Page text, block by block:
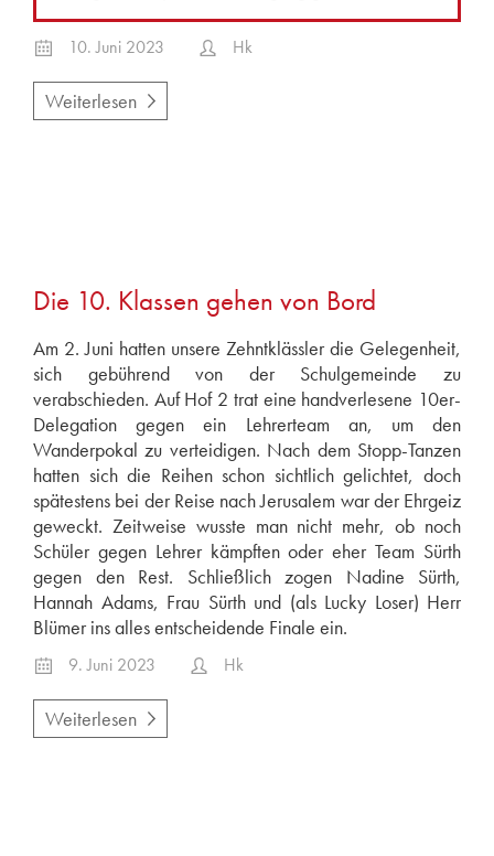
10. Juni 2023 Hk
Weiterlesen
Die 10. Klassen gehen von Bord
Am 2. Juni hatten unsere Zehntklässler die Gelegenheit,
sich gebührend von der Schulgemeinde zu
verabschieden. Auf Hof 2 trat eine handverlesene 10er-
Delegation gegen ein Lehrerteam an, um den
Wanderpokal zu verteidigen. Nach dem Stopp-Tanzen
hatten sich die Reihen schon sichtlich gelichtet, doch
spätestens bei der Reise nach Jerusalem war der Ehrgeiz
geweckt. Zeitweise wusste man nicht mehr, ob noch
Schüler gegen Lehrer kämpften oder eher Team Sürth
gegen den Rest. Schließlich zogen Nadine Sürth,
Hannah Adams, Frau Sürth und (als Lucky Loser) Herr
Blümer ins alles entscheidende Finale ein.
9. Juni 2023 Hk
Weiterlesen